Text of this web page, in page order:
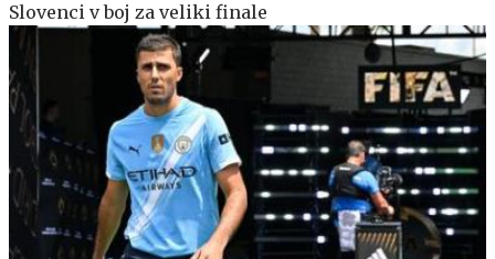
Slovenci v boj za veliki finale